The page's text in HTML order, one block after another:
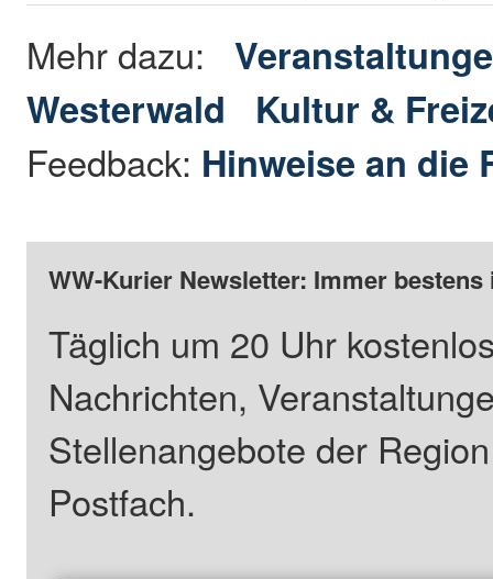
Mehr dazu:
Westerwald
Kultur &
Feedback: Hinweise an die
WW-Kurier Newsletter: Immer
Täglich um 20 Uhr
Nachrichten,
Stellenangebote der
Postfach.